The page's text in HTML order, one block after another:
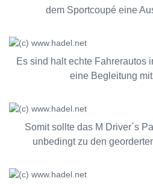
dem Sportcoupé eine
Es sind halt echte Fahrerautos
eine Begleitung
Somit sollte das M Driver´s
unbedingt zu den